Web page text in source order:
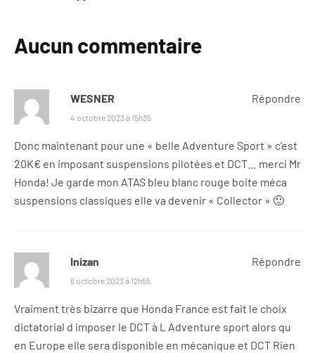
Aucun commentaire
WESNER
4 octobre 2023 à 15h35
Donc maintenant pour une « belle Adventure Sport » c’est
20K€ en imposant suspensions pilotées et DCT… merci Mr
Honda! Je garde mon ATAS bleu blanc rouge boite méca
suspensions classiques elle va devenir « Collector » 🙂
Répondre
Inizan
6 octobre 2023 à 12h55
Vraiment très bizarre que Honda France est fait le choix
dictatorial d imposer le DCT à L Adventure sport alors qu
en Europe elle sera disponible en mécanique et DCT Rien
Répondre